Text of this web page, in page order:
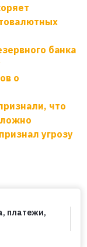
банка
о
что
угрозу
, платежи,